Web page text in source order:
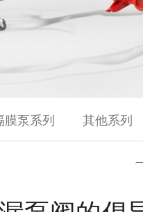
膜泵系列 其他系列